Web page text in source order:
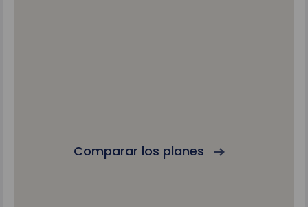
Comparar los planes